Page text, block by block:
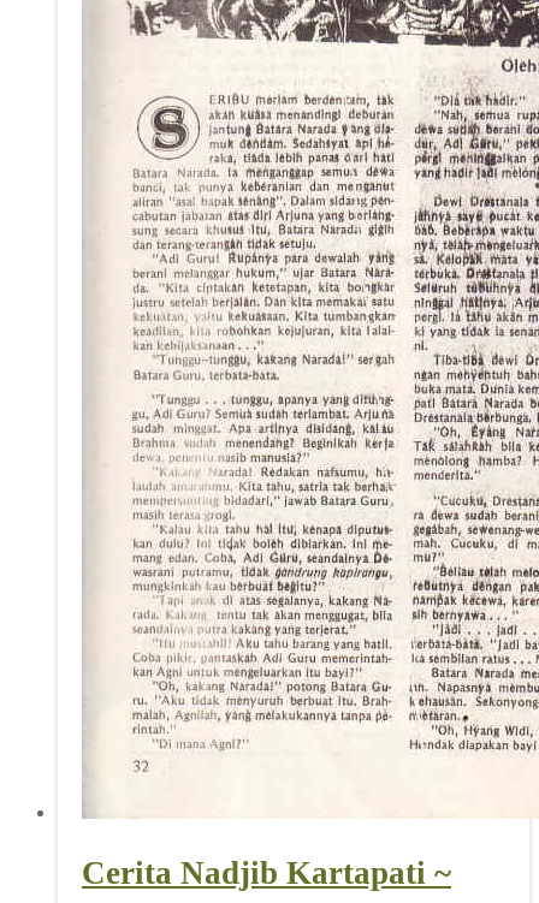
Cerita Nadjib Kartapati ~